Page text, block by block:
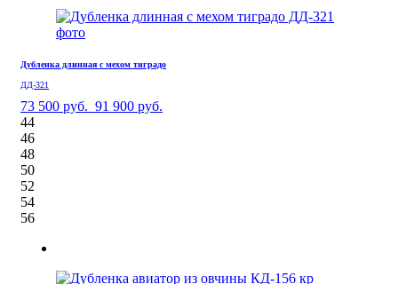
Дубленка длинная с мехом тиградо
ДД-321
73 500 руб. 91 900 руб.
44
46
48
50
52
54
56